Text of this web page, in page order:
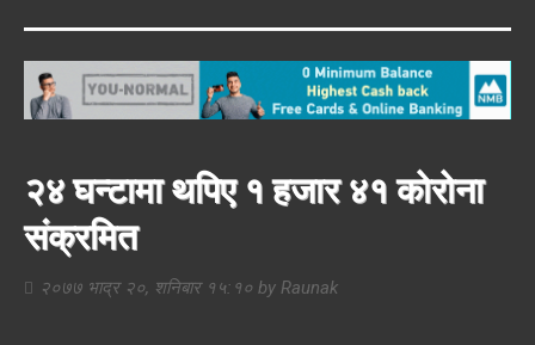
२४ घन्टामा थपिए १ हजार ४१ कोरोना
संक्रमित
२०७७ भाद्र २०, शनिबार १५:१० by Raunak